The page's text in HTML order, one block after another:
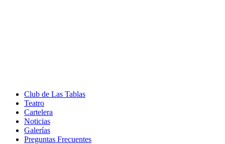
Club de Las Tablas
Teatro
Cartelera
Noticias
Galerías
Preguntas Frecuentes